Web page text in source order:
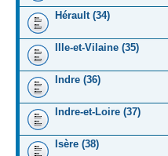
Hérault (34)
Ille-et-Vilaine (35)
Indre (36)
Indre-et-Loire (37)
Isère (38)